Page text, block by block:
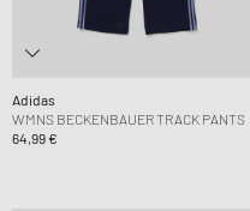
Adidas
WMNS BECKENBAUER TRACK PANTS
64,99 €